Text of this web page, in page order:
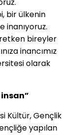
bir ülkenin
inanıyoruz.
bireyler
inancımız
olarak
insan”
Kültür, Gençlik
yapılan